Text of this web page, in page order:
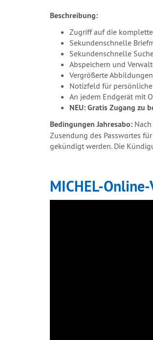
Beschreibung:
Zugriff auf die
Sekundenschnelle
Sekundenschnelle
Abspeichern und
Vergrößerte
Notizfeld für
An jedem Endgerät mit
NEU: Gratis Zugang zu
Bedingungen Jahresabo:
Zusendung des Passwortes
gekündigt werden. Die
MICHEL-